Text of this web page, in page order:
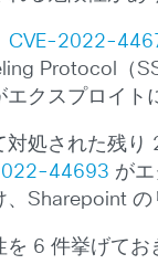
CVE-2022-
Protocol（
クスプロイト
対処された残
44693 が
Sharepoint
を 6 件挙げて